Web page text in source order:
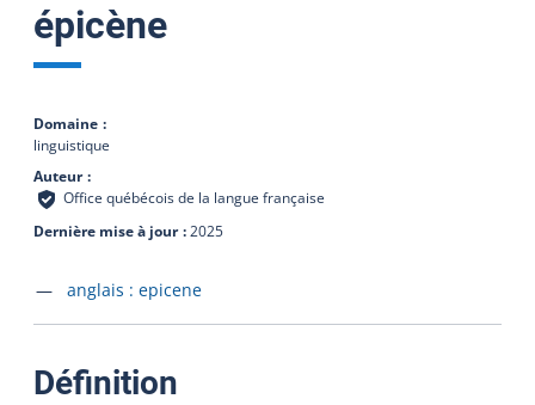
épicène
Domaine
linguistique
Auteur
Office québécois de la langue française
Dernière mise à jour 2025
Accéder à la fiche en
anglais : epicene
Définition